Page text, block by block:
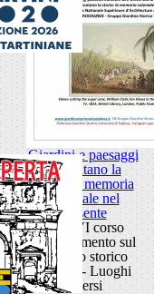
Giardini e paesaggi
raccontano la
storia: la memoria
coloniale nel
presente
XXXVI corso
aggiornamento sul
giardino storico
Padova - Luoghi
diversi